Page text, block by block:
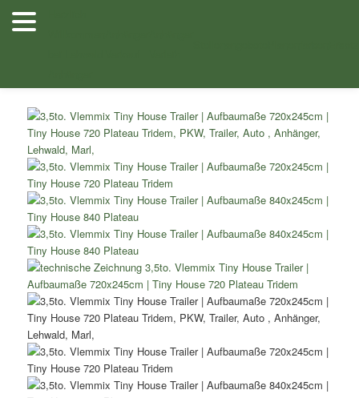
Zum
Inhalt
Shop